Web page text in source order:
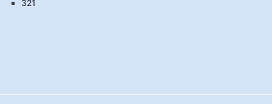
321